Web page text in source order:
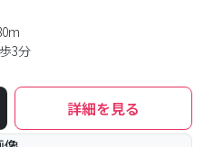
3分
詳細を見る